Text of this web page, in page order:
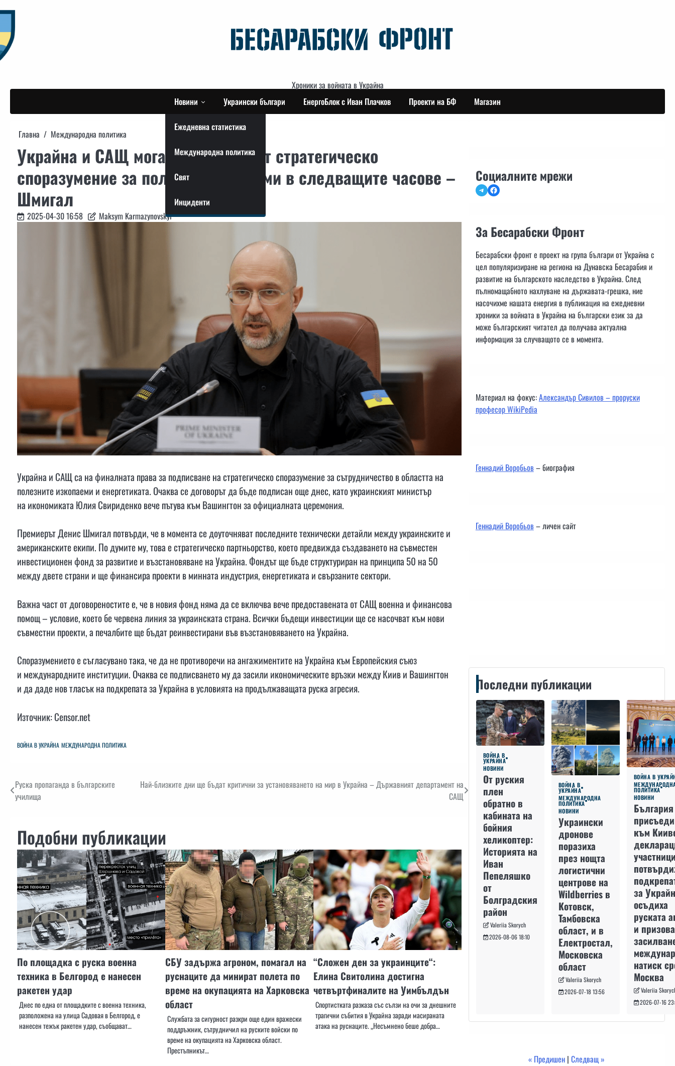
to
content
Хроники за войната в Украйна
Новини
Ежедневна статистика
Международна политика
Свят
Инциденти
Украински българи ЕнергоБлок с Иван Плачков Проекти на БФ Магазин
Главна Международна политика
Украйна и САЩ могат да подпишат стратегическо
споразумение за полезни изкопаеми в следващите часове –
Шмигал
2025-04-30 16:58 Maksym Karmazynovskyi
Украйна и САЩ са на финалната права за подписване на стратегическо споразумение за сътрудничество в областта на
полезните изкопаеми и енергетиката. Очаква се договорът да бъде подписан още днес, като украинският министър
на икономиката Юлия Свириденко вече пътува към Вашингтон за официалната церемония.
Премиерът Денис Шмигал потвърди, че в момента се доуточняват последните технически детайли между украинските и
американските екипи. По думите му, това е стратегическо партньорство, което предвижда създаването на съвместен
инвестиционен фонд за развитие и възстановяване на Украйна. Фондът ще бъде структуриран на принципа 50 на 50
между двете страни и ще финансира проекти в минната индустрия, енергетиката и свързаните сектори.
Важна част от договореностите е, че в новия фонд няма да се включва вече предоставената от САЩ военна и финансова
помощ – условие, което бе червена линия за украинската страна. Всички бъдещи инвестиции ще се насочват към нови
съвместни проекти, а печалбите ще бъдат реинвестирани във възстановяването на Украйна.
Споразумението е съгласувано така, че да не противоречи на ангажиментите на Украйна към Европейския съюз
и международните институции. Очаква се подписването му да засили икономическите връзки между Киив и Вашингтон
и да даде нов тласък на подкрепата за Украйна в условията на продължаващата руска агресия.
Източник: Censor.net
ВОЙНА В УКРАЙНА МЕЖДУНАРОДНА ПОЛИТИКА
Навигация
Руска пропаганда в българските
училища
Най-близките дни ще бъдат критични за установяването на мир в Украйна – Държавният департамент на
САЩ
Подобни публикации
По площадка с руска военна
техника в Белгород е нанесен
ракетен удар
Днес по една от площадките с военна техника,
разположена на улица Садовая в Белгород, е
нанесен тежък ракетен удар, съобщават…
СБУ задържа агроном, помагал на
руснаците да минират полета по
време на окупацията на Харковска
област
Службата за сигурност разкри още един вражески
поддръжник, сътрудничил на руските войски по
време на окупацията на Харковска област.
Престъпникът…
“Сложен ден за украинците“:
Елина Свитолина достигна
четвъртфиналите на Уимбълдън
Спортистката разказа със сълзи на очи за днешните
трагични събития в Украйна заради масираната
атака на руснаците. „Несъмнено беше добра…
Социалните мрежи
TelegramFacebook
За Бесарабски Фронт
Бесарабски фронт е проект на група българи от Украйна с
цел популяризиране на региона на Дунавска Бесарабия и
развитие на българското наследство в Украйна. След
пълномащабното нахлуване на държавата-грешка, ние
насочихме нашата енергия в публикация на ежедневни
хроники за войната в Украйна на български език за да
може българският читател да получава актуална
информация за случващото се в момента.
Материал на фокус:Александър Сивилов – проруски
професор WikiPedia
Геннадий Воробьов– биография
Геннадий Воробьов– личен сайт
Последни публикации
ВОЙНА В
УКРАЙНА
НОВИНИ
От руския
плен
обратно в
кабината на
бойния
хеликоптер:
Историята на
Иван
Пепеляшко
от
Болградския
район
Valeriia Skorych
2026-08-06 18:10
ВОЙНА В
УКРАЙНА
МЕЖДУНАРОДНА
ПОЛИТИКА
НОВИНИ
Украински
дронове
поразиха
през нощта
логистични
центрове на
Wildberries в
Котовск,
Тамбовска
област, и в
Електростал,
Московска
област
Valeriia Skorych
2026-07-18 13:56
ВОЙНА В
ПОЛИТИКА
НОВИНИ
към
за
осъдиха
руската
и
натиск
Москва
Valeriia
2026-07-16
« Предишен |Следващ »